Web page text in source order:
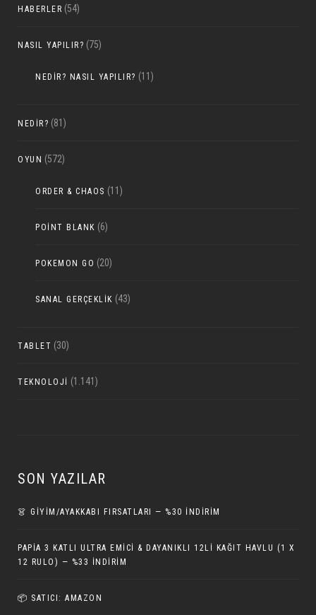
HABERLER (54)
NASIL YAPILIR? (75)
NEDIR? NASIL YAPILIR? (11)
NEDIR? (81)
OYUN (572)
ORDER & CHAOS (11)
POINT BLANK (6)
POKEMON GO (20)
SANAL GERÇEKLIK (43)
TABLET (30)
TEKNOLOJI (1.141)
SON YAZILAR
👗 GİYİM/AYAKKABI FIRSATLARI — %30 İNDIRIM
PAPIA 3 KATLI ULTRA EMICI & DAYANIKLI 12LI KAĞIT HAVLU (1 X
12 RULO) — %33 İNDIRIM
📦 SATICI: AMAZON